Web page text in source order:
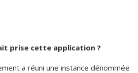
prise cette application ?
a réuni une instance dénommée